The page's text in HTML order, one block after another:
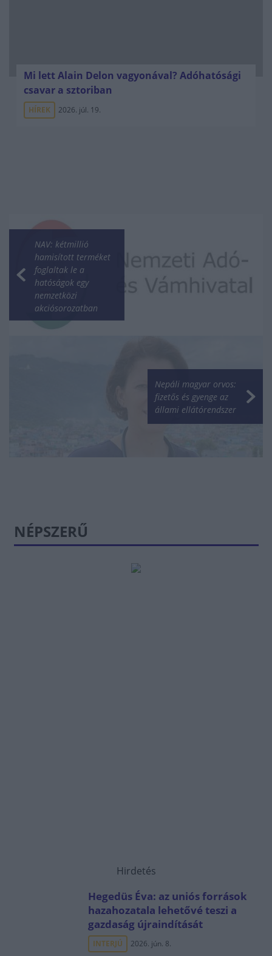
Mi lett Alain Delon vagyonával? Adóhatósági
csavar a sztoriban
HÍREK 2026. júl. 19.
NAV: kétmillió
hamisított terméket
foglaltak le a
hatóságok egy
nemzetközi
akciósorozatban
Nepáli magyar orvos:
fizetős és gyenge az
állami ellátórendszer
NÉPSZERŰ
Hirdetés
Hegedüs Éva: az uniós források
hazahozatala lehetővé teszi a
gazdaság újraindítását
INTERJÚ 2026. jún. 8.